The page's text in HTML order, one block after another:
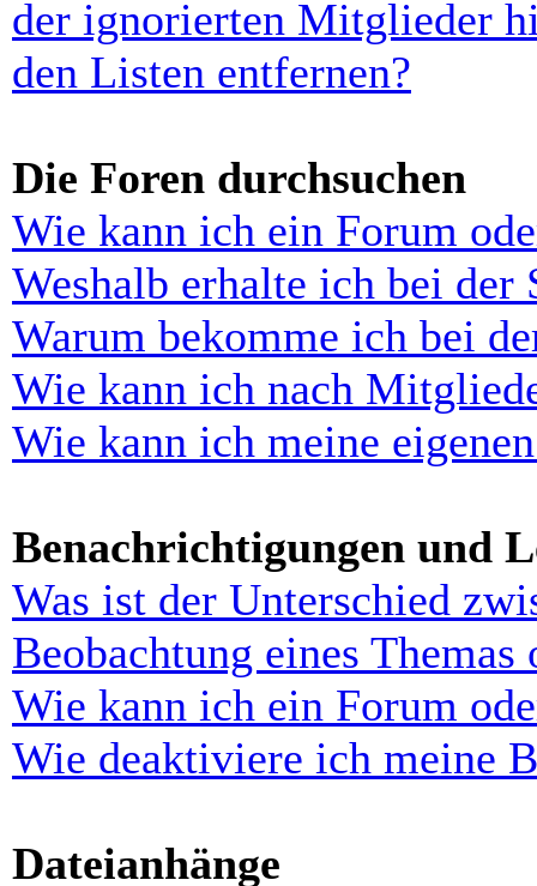
der ignorierten Mitglieder
den Listen entfernen?
Die Foren durchsuchen
Wie kann ich ein Forum
Weshalb erhalte ich bei der
Warum bekomme ich bei
Wie kann ich nach
Wie kann ich meine
Benachrichtigungen und
Was ist der Unterschied
Beobachtung eines Themas
Wie kann ich ein Forum
Wie deaktiviere ich meine
Dateianhänge